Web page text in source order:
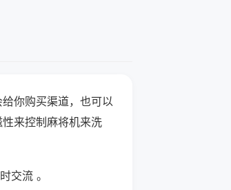
你购买渠道，也可以
来控制麻将机来洗
交流 。